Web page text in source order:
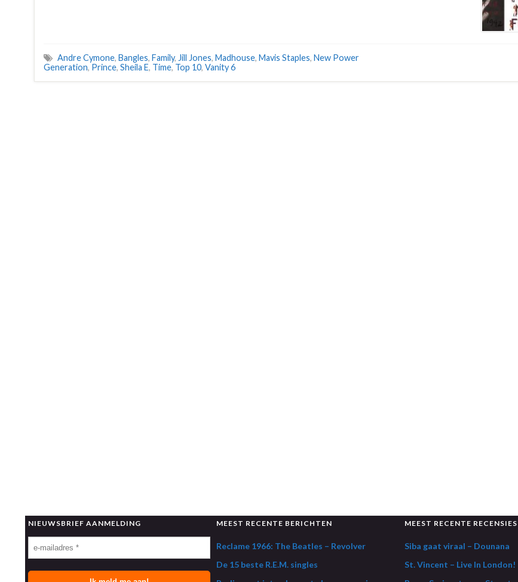
Andre Cymone, Bangles, Family, Jill Jones, Madhouse, Mavis Staples, New Power
Generation, Prince, Sheila E, Time, Top 10, Vanity 6
NIEUWSBRIEF AANMELDING MEEST RECENTE BERICHTEN
Reclame 1966: The Beatles – Revolver
De 15 beste R.E.M. singles
MEEST RECENTE RECENSIES
Siba gaat viraal – Dounana
St. Vincent – Live In London!